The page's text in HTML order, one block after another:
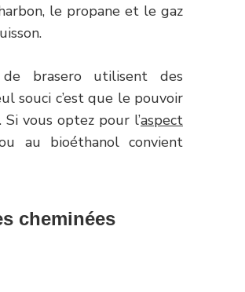
le propane et le gaz
brasero utilisent des
souci c’est que le pouvoir
vous optez pour l’aspect
au bioéthanol convient
cheminées